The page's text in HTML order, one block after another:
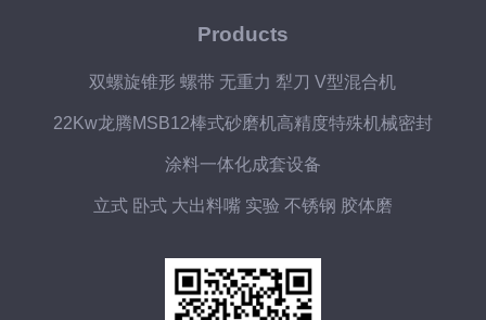
Products
双螺旋锥形 螺带 无重力 犁刀 V型混合机
22Kw龙腾MSB12棒式砂磨机高精度特殊机械密封
涂料一体化成套设备
立式 卧式 大出料嘴 实验 不锈钢 胶体磨